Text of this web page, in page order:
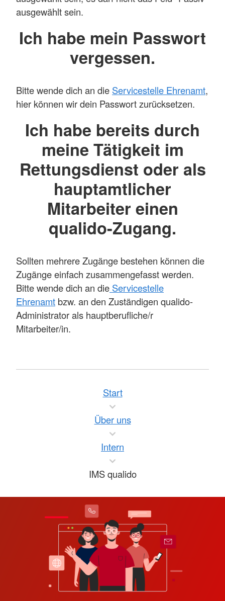
ausgewählt sein.
Ich habe mein Passwort
vergessen.
Bitte wende dich an die Servicestelle Ehrenamt,
hier können wir dein Passwort zurücksetzen.
Ich habe bereits durch
meine Tätigkeit im
Rettungsdienst oder als
hauptamtlicher
Mitarbeiter einen
qualido-Zugang.
Sollten mehrere Zugänge bestehen können die
Zugänge einfach zusammengefasst werden.
Bitte wende dich an die Servicestelle
Ehrenamt bzw. an den Zuständigen qualido-
Administrator als hauptberufliche/r
Mitarbeiter/in.
Start
Über uns
Intern
IMS qualido